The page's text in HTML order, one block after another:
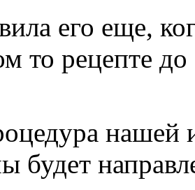
его еще,
то рецепте
нашей
будет